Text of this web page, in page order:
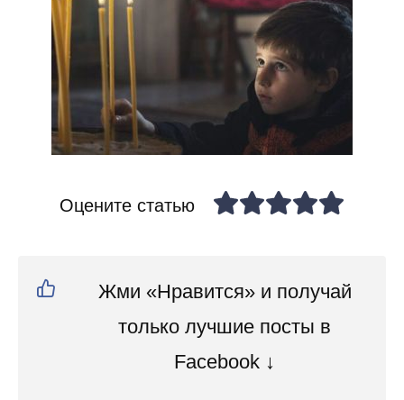
Оцените статью
Жми «Нравится» и получай
только лучшие посты в
Facebook ↓